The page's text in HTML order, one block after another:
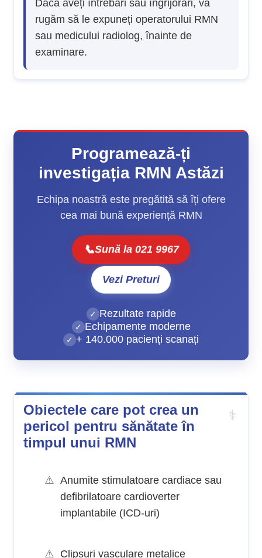
Dacă aveți întrebări sau îngrijorări, vă
rugăm să le expuneți operatorului RMN
sau medicului radiolog, înainte de
examinare.
Programează-ți
investigația RMN Astăzi
Echipa noastră este pregătită să îți ofere
cea mai bună experiență RMN
📞 Sună la 021 9967
Vezi Preturi
Rezultate rapide
Echipamente moderne
+ 140.000 pacienți scanați
Obiectele care pot crea un
pericol pentru sănătate în
timpul unui RMN
Anumite stimulatoare cardiace sau
defibrilatoare cardioverter
implantabile (ICD-uri)
Clipsuri vasculare metalice